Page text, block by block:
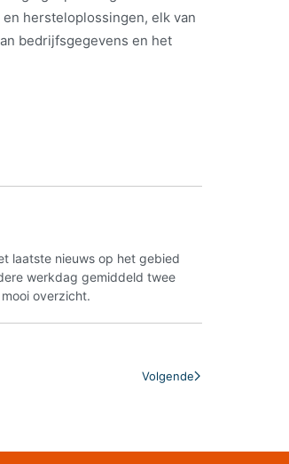
hersteloplossingen, elk van
bedrijfsgegevens en het
laatste nieuws op het gebied
werkdag gemiddeld twee
overzicht.
Volgende